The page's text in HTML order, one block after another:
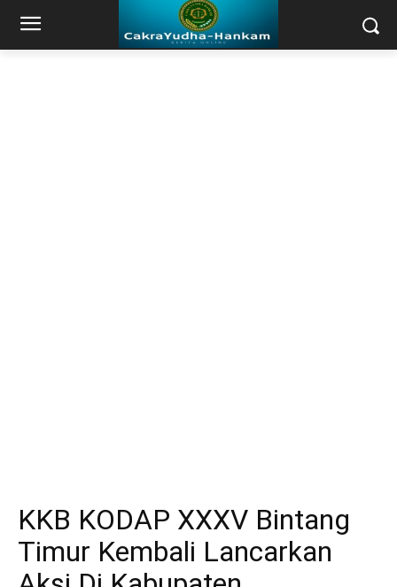
KKB KODAP XXXV Bintang
Timur Kembali Lancarkan